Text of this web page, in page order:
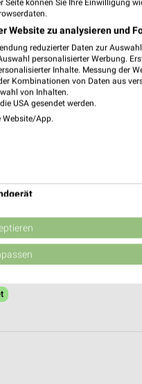
können Sie Ihre Einwilligung
Website zu analysieren und
reduzierter Daten zur
personalisierter Werbung.
Inhalte. Messung der
Kombinationen von Daten aus
von Inhalten.
USA gesendet werden.
Website/App.